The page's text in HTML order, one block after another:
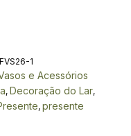
1
e Acessórios
, Decoração do Lar,
, presente